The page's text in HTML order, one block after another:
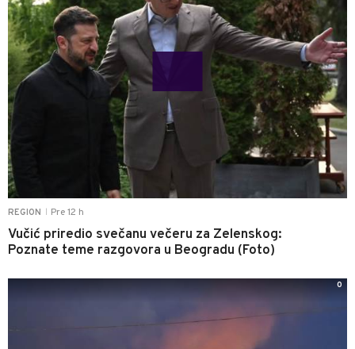
REGION Pre 12 h
Vučić priredio svečanu večeru za Zelenskog:
Poznate teme razgovora u Beogradu (Foto)
0